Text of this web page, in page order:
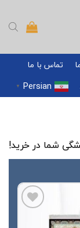
تماس با ما
Persian
▼
شما در خرید!